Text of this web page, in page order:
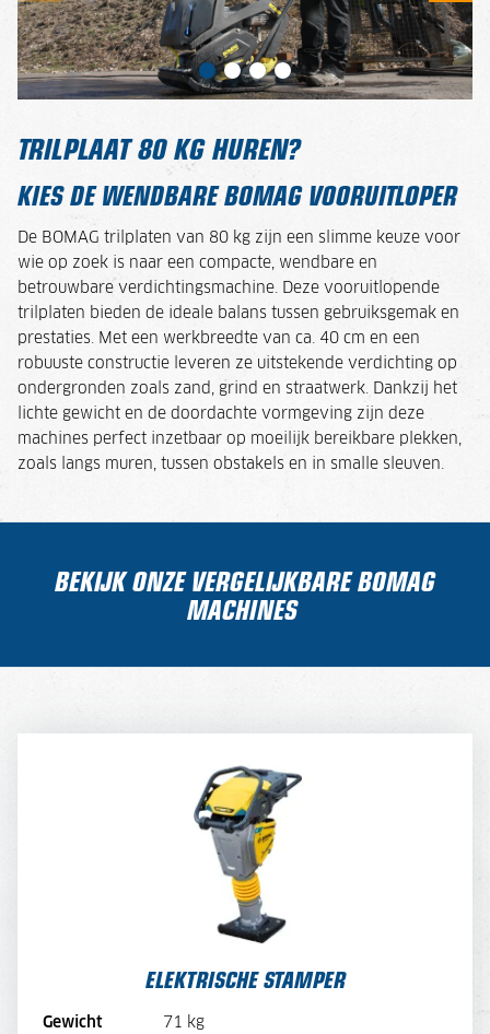
TRILPLAAT 80 KG HUREN?
KIES DE WENDBARE BOMAG VOORUITLOPER
De BOMAG trilplaten van 80 kg zijn een slimme keuze voor
wie op zoek is naar een compacte, wendbare en
betrouwbare verdichtingsmachine. Deze vooruitlopende
trilplaten bieden de ideale balans tussen gebruiksgemak en
prestaties. Met een werkbreedte van ca. 40 cm en een
robuuste constructie leveren ze uitstekende verdichting op
ondergronden zoals zand, grind en straatwerk. Dankzij het
lichte gewicht en de doordachte vormgeving zijn deze
machines perfect inzetbaar op moeilijk bereikbare plekken,
zoals langs muren, tussen obstakels en in smalle sleuven.
BEKIJK ONZE VERGELIJKBARE BOMAG
MACHINES
ELEKTRISCHE STAMPER
Gewicht
71 kg
ELEKTRISCHE STAMPER
50,-
40,-
30,-